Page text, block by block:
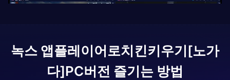
녹스 앱플레이어로치킨키우기[노가
다]PC버전 즐기는 방법